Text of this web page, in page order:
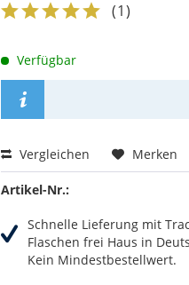
(1)
Verfügbar
Vergleichen Merken
Artikel-Nr.:
Schnelle Lieferung mit
Flaschen frei Haus in
Kein Mindestbestellwert.